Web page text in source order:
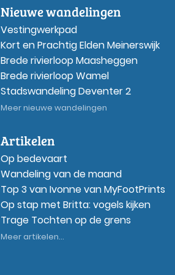
Nieuwe wandelingen
Vestingwerkpad
Kort en Prachtig Elden Meinerswijk
Brede rivierloop Maasheggen
Brede rivierloop Wamel
Stadswandeling Deventer 2
Meer nieuwe wandelingen
Artikelen
Op bedevaart
Wandeling van de maand
Top 3 van Ivonne van MyFootPrints
Op stap met Britta: vogels kijken
Trage Tochten op de grens
Meer artikelen...